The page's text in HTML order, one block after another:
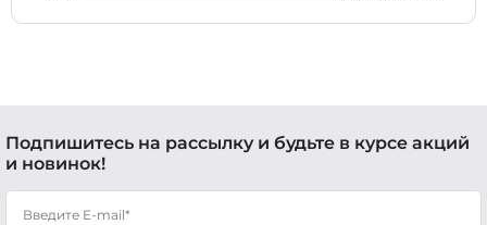
Подпишитесь на рассылку и будьте в курсе акций
и новинок!